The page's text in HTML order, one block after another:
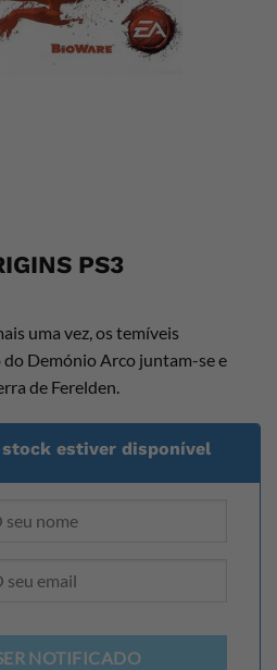
PS3
uma vez, os temíveis
Demónio Arco juntam-se e
de Ferelden.
estiver disponível
NOTIFICADO